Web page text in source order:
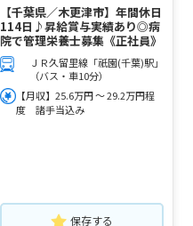
【千葉県／木更津市】年間休日
114日♪昇給賞与実績あり◎病
院で管理栄養士募集《正社員》
ＪＲ久留里線「祇園(千葉)駅」
（バス・車10分）
【月収】25.6万円 ～ 29.2万円程
度 諸手当込み
保存する